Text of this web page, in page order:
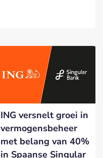
ING versnelt groei in
vermogensbeheer
met belang van 40%
in Spaanse Singular